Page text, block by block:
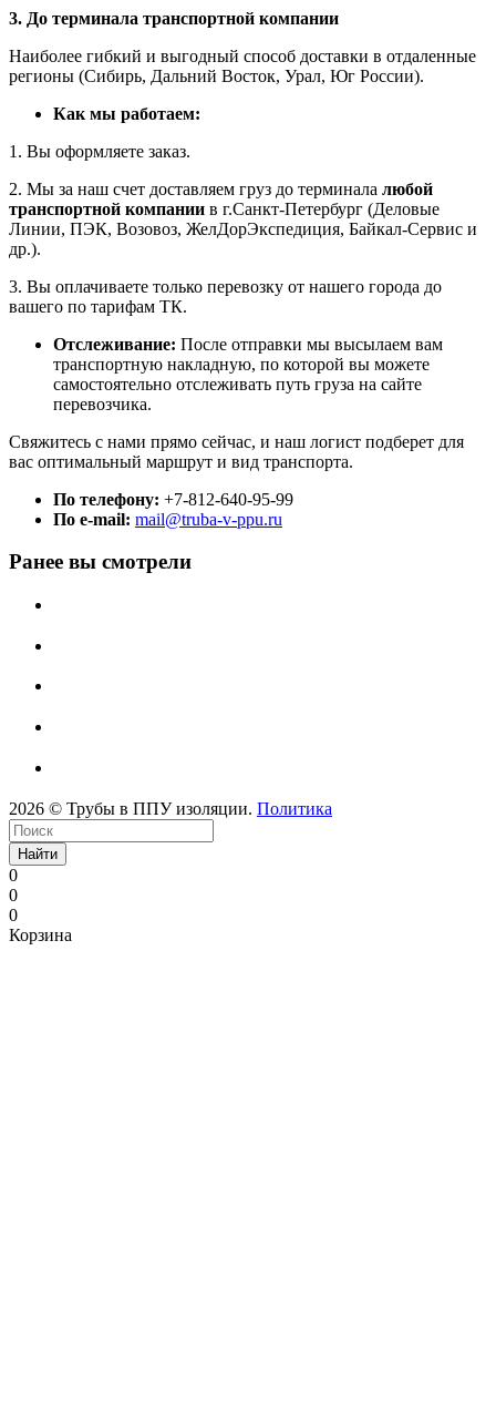
3. До терминала транспортной компании
Наиболее гибкий и выгодный способ доставки в отдаленные
регионы (Сибирь, Дальний Восток, Урал, Юг России).
Как мы работаем:
1. Вы оформляете заказ.
2. Мы за наш счет доставляем груз до терминала любой
транспортной компании в г.Санкт-Петербург (Деловые
Линии, ПЭК, Возовоз, ЖелДорЭкспедиция, Байкал-Сервис и
др.).
3. Вы оплачиваете только перевозку от нашего города до
вашего по тарифам ТК.
Отслеживание: После отправки мы высылаем вам
транспортную накладную, по которой вы можете
самостоятельно отслеживать путь груза на сайте
перевозчика.
Свяжитесь с нами прямо сейчас, и наш логист подберет для
вас оптимальный маршрут и вид транспорта.
По телефону: +7-812-640-95-99
По e-mail: mail@truba-v-ppu.ru
Ранее вы смотрели
2026 © Трубы в ППУ изоляции. Политика
Найти
0
0
0
Корзина